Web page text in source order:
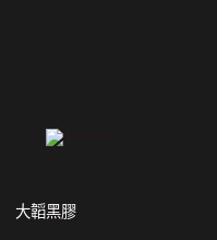
大韜黑膠